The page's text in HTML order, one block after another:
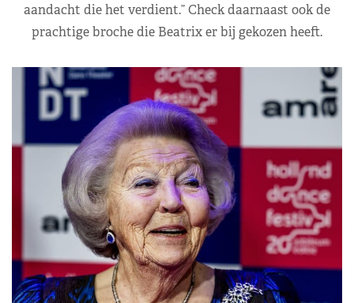
aandacht die het verdient.” Check daarnaast ook de
prachtige broche die Beatrix er bij gekozen heeft.